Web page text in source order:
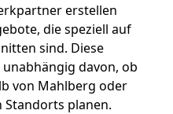
erstellen
die speziell auf
sind. Diese
davon, ob
von Mahlberg oder
planen.